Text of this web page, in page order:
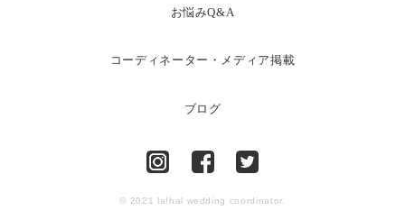
お悩みQ&A
コーディネーター・メディア掲載
ブログ
© 2021 la!hal wedding coordinator.